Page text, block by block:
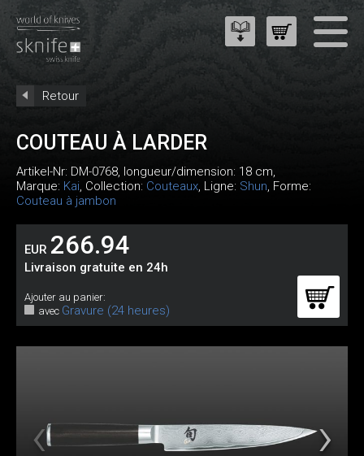
Retour
COUTEAU À LARDER
Artikel-Nr: DM-0768, longueur/dimension: 18 cm,
Marque: Kai, Collection: Couteaux, Ligne: Shun, Forme:
Couteau à jambon
EUR 266.94
Livraison gratuite en 24h
Ajouter au panier:
avec Gravure (24 heures)